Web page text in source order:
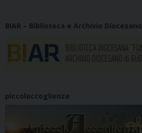
BIAR – Biblioteca e Archivio Diocesano
piccolaccoglienza